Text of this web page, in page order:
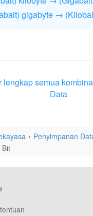
gigabyte →
lengkap semua
Data
Penyimpanan
Bit